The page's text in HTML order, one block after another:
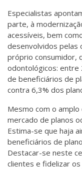
Especialistas
parte, à
acessíveis, bem
desenvolvidos pelas
próprio consumidor,
odontológicos: entre
de beneficiários de
contra 6,3% dos
Mesmo com o
mercado de planos
Estima-se que haja
beneficiários de
Destacar-se neste
clientes e fidelizar